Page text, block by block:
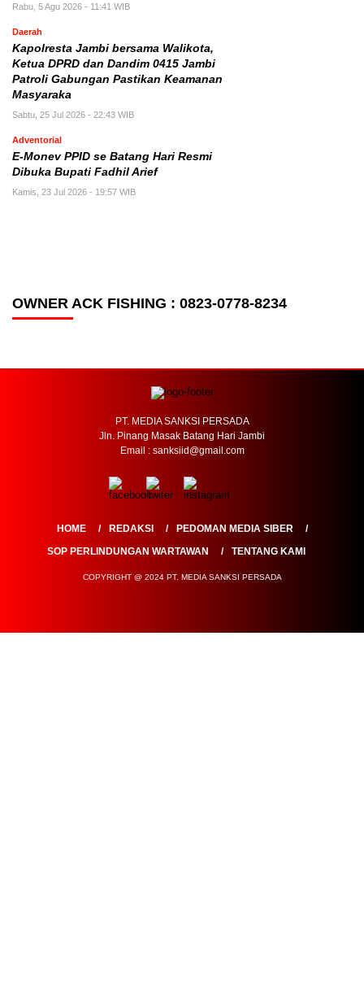
Rabu, 5 Agu 2026 - 11:41 WIB
Daerah
Kapolresta Jambi bersama Walikota,
Ketua DPRD dan Dandim 0415 Jambi
Patroli Gabungan Pastikan Keamanan
Masyaraka
Sabtu, 25 Jul 2026 - 22:43 WIB
Adventorial
E-Monev PPID se Batang Hari Resmi
Dibuka Bupati Fadhil Arief
Kamis, 23 Jul 2026 - 19:57 WIB
OWNER ACK FISHING : 0823-0778-8234
PT. MEDIA SANKSI PERSADA
Jln. Pinang Masak Batang Hari Jambi
Email : sanksiid@gmail.com
HOME REDAKSI
PEDOMAN MEDIA SIBER
SOP PERLINDUNGAN WARTAWAN
TENTANG KAMI
COPYRIGHT @ 2024 PT. MEDIA SANKSI PERSADA